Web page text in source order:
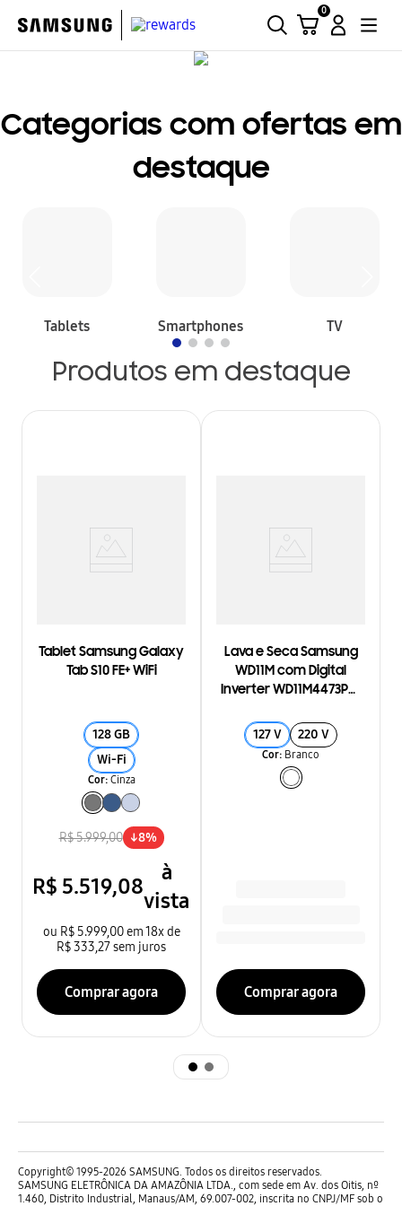
0
Categorias com ofertas em
destaque
Tablets Smartphones TV
Produtos em destaque
Tablet Samsung Galaxy
Tab S10 FE+ WiFi
128 GB
Wi-Fi
Cor: Cinza
R$ 5.999,00 ↓8%
R$ 5.519,08
à
vista
ou R$ 5.999,00em18x de
R$ 333,27sem juros
Comprar agora
Lava e Seca Samsung
WD11M com Digital
Inverter WD11M4473PW
127 V 220 V
Cor: Branco
Comprar agora
Copyright© 1995-2026 SAMSUNG. Todos os direitos reservados.
SAMSUNG ELETRÔNICA DA AMAZÔNIA LTDA., com sede em Av. dos Oitis, nº
1.460, Distrito Industrial, Manaus/AM, 69.007-002, inscrita no CNPJ/MF sob o